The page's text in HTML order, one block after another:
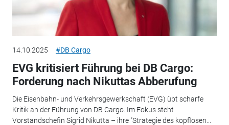
14.10.2025 #DB Cargo
EVG kritisiert Führung bei DB Cargo:
Forderung nach Nikuttas Abberufung
Die Eisenbahn- und Verkehrsgewerkschaft (EVG) übt scharfe
Kritik an der Führung von DB Cargo. Im Fokus steht
Vorstandschefin Sigrid Nikutta – ihre "Strategie des kopflosen...